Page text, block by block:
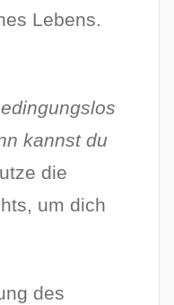
Lebens.
kannst du
die
um dich
des